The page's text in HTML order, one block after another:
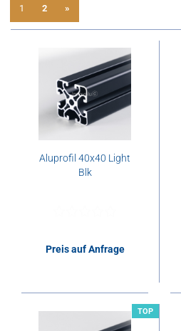
1 2 »
Aluprofil 40x40 Light
Blk
Preis auf Anfrage
TOP